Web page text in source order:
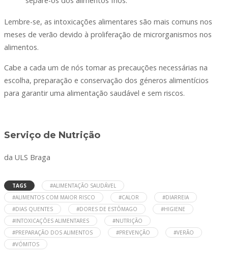
Lembre-se, as intoxicações alimentares são mais comuns nos
meses de verão devido à proliferação de microrganismos nos
alimentos.
Cabe a cada um de nós tomar as precauções necessárias na
escolha, preparação e conservação dos géneros alimentícios
para garantir uma alimentação saudável e sem riscos.
Serviço de Nutrição
da ULS Braga
TAGS
#ALIMENTAÇÃO SAUDÁVEL
#ALIMENTOS COM MAIOR RISCO
#CALOR
#DIARREIA
#DIAS QUENTES
#DORES DE ESTÔMAGO
#HIGIENE
#INTOXICAÇÕES ALIMENTARES
#NUTRIÇÃO
#PREPARAÇÃO DOS ALIMENTOS
#PREVENÇÃO
#VERÃO
#VÓMITOS